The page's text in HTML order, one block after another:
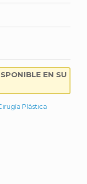
EN SU
Plástica